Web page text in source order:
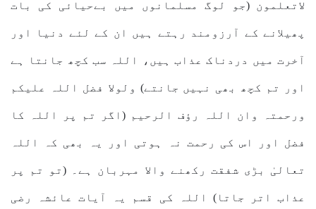
لاتعلمون (جو لوگ مسلمانوں میں بےحیائی کی بات
پھیلانے کے آرزومند رہتے ہیں ان کے لئے دنیا اور
آخرت میں دردناک عذاب ہیں، اللہ سب کچھ جانتا ہے
اور تم کچھ بھی نہیں جانتے) ولولا فضل اللہ علیکم
ورحمتہ وان اللہ رؤف الرحیم (اگر تم پر اللہ کا
فضل اور اس کی رحمت نہ ہوتی اور یہ بھی کہ اللہ
تعالیٰ بڑی شفقت رکھنے واﻻ مہربان ہے۔ (تو تم پر
عذاب اتر جاتا) اللہ کی قسم یہ آیات عائشہ رضی